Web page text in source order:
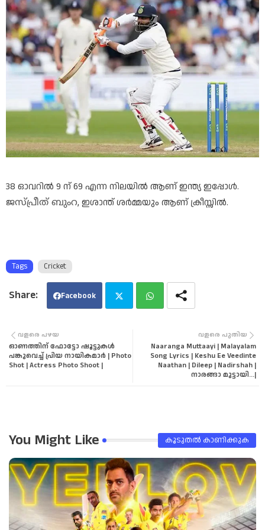
38 ഓവറില്‍ 9 ന് 69 എന്ന നിലയില്‍ ആണ് ഇന്ത്യഇപ്പോൾ.
ജസ്പ്രീത് ബുംറ, ഇശാന്ത് ശർമ്മയും ആണ് ക്രീസ്സില്‍.
Tags Cricket
Facebook
tter tsa
വളരെ പുതിയ
Naaranga Muttaayi | Malayalam
Song Lyrics | Keshu Ee Veedinte
Naathan | Dileep | Nadirshah |
നാരങ്ങാ മുട്ടായി...|
വളരെ പഴയ
ഓണത്തിന് ഫോട്ടോ ഷൂട്ടുകൾ
പങ്കുവെച്ച് പ്രിയ നായികമാർ | Photo
Shot | Actress Photo Shoot |
You Might Like കൂടുതൽ‍ കാണിക്കുക